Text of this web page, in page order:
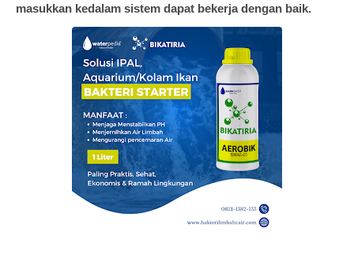
masukkan kedalam sistem dapat bekerja dengan baik.